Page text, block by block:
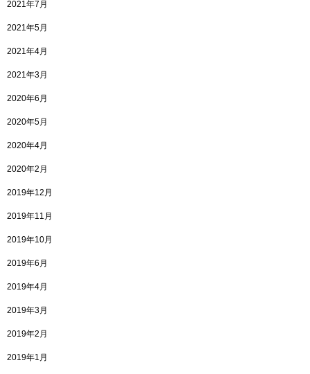
2021年7月
2021年5月
2021年4月
2021年3月
2020年6月
2020年5月
2020年4月
2020年2月
2019年12月
2019年11月
2019年10月
2019年6月
2019年4月
2019年3月
2019年2月
2019年1月